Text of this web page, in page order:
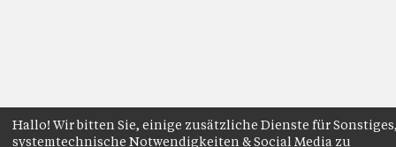
Hallo! Wir bitten Sie, einige zusätzliche Dienste für
systemtechnische Notwendigkeiten & Social Media zu